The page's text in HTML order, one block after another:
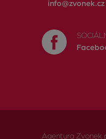
info@zvonek.cz
Agentura Zvonek